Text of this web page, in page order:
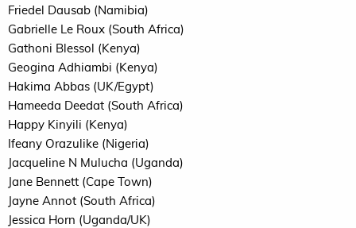
Friedel Dausab (Namibia)
Gabrielle Le Roux (South Africa)
Gathoni Blessol (Kenya)
Geogina Adhiambi (Kenya)
Hakima Abbas (UK/Egypt)
Hameeda Deedat (South Africa)
Happy Kinyili (Kenya)
Ifeany Orazulike (Nigeria)
Jacqueline N Mulucha (Uganda)
Jane Bennett (Cape Town)
Jayne Annot (South Africa)
Jessica Horn (Uganda/UK)